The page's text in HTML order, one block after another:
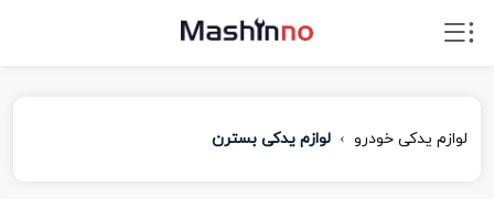
لوازم یدکی خودرو لوازم یدکی بسترن